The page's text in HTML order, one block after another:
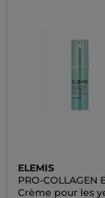
ELEMIS
PRO-COLLAGEN
RENEWAL
Crème pour les